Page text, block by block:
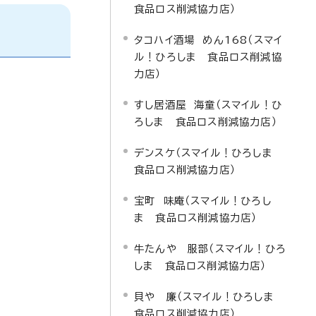
食品ロス削減協力店）
タコハイ酒場 めん168（スマイ
ル！ひろしま 食品ロス削減協
力店）
すし居酒屋 海童（スマイル！ひ
ろしま 食品ロス削減協力店）
デンスケ（スマイル！ひろしま
食品ロス削減協力店）
宝町 味庵（スマイル！ひろし
ま 食品ロス削減協力店）
牛たんや 服部（スマイル！ひろ
しま 食品ロス削減協力店）
貝や 廉（スマイル！ひろしま
食品ロス削減協力店）